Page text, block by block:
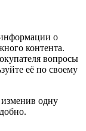
о
контента.
вопросы
её по своему
одну